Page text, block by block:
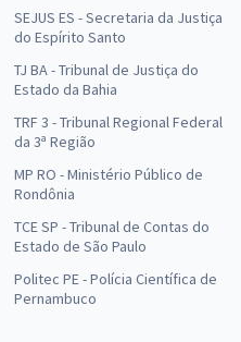
SEJUS ES - Secretaria da Justiça
do Espírito Santo
TJ BA - Tribunal de Justiça do
Estado da Bahia
TRF 3 - Tribunal Regional Federal
da 3ª Região
MP RO - Ministério Público de
Rondônia
TCE SP - Tribunal de Contas do
Estado de São Paulo
Politec PE - Polícia Científica de
Pernambuco